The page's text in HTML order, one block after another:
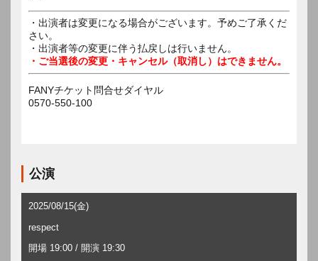
・出演者は変更になる場合がございます。予めご了承くだ
さい。
・出演者等の変更に伴う払戻しは行いません。
・ご当選後の変更・キャンセル（取消し）はできません。
FANYチケット問合せダイヤル
0570-550-100
公演
2025/08/15(金)
respect
開場 19:00 / 開演 19:30